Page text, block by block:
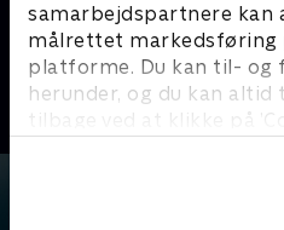
samarbejdspartnere kan
målrettet markedsføring
platforme. Du kan til- og
herunder, og du kan
tilbage ved at klikke på
ATP - Højdepunkter
Tennis